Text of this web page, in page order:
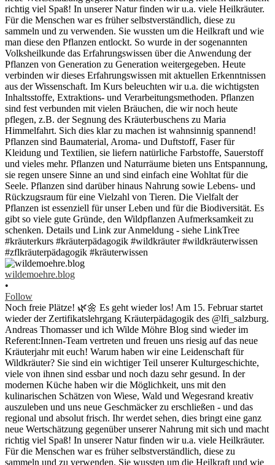
wildemoehre.blog
•
Follow
Noch freie Plätze! 🌿🌼 Es geht wieder los! Am 15. Februar startet
wieder der Zertifikatslehrgang Kräuterpädagogik des @lfi_salzburg.
Andreas Thomasser und ich Wilde Möhre Blog sind wieder im
Referent:Innen-Team vertreten und freuen uns riesig auf das neue
Kräuterjahr mit euch! Warum haben wir eine Leidenschaft für
Wildkräuter? Sie sind ein wichtiger Teil unserer Kulturgeschichte,
viele von ihnen sind essbar und noch dazu sehr gesund. In der
modernen Küche haben wir die Möglichkeit, uns mit den
kulinarischen Schätzen von Wiese, Wald und Wegesrand kreativ
auszuleben und uns neue Geschmäcker zu erschließen - und das
regional und absolut frisch. Ihr werdet sehen, dies bringt eine ganz
neue Wertschätzung gegenüber unserer Nahrung mit sich und macht
richtig viel Spaß! In unserer Natur finden wir u.a. viele Heilkräuter.
Für die Menschen war es früher selbstverständlich, diese zu
sammeln und zu verwenden. Sie wussten um die Heilkraft und wie